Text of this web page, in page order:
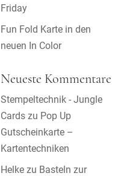
Friday
Fun Fold Karte in den
neuen In Color
Neueste Kommentare
Stempeltechnik - Jungle
Cards zu Pop Up
Gutscheinkarte –
Kartentechniken
Helke zu Basteln zur